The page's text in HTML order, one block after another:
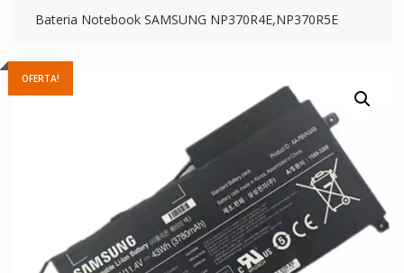
Bateria Notebook SAMSUNG NP370R4E,NP370R5E
OFERTA!